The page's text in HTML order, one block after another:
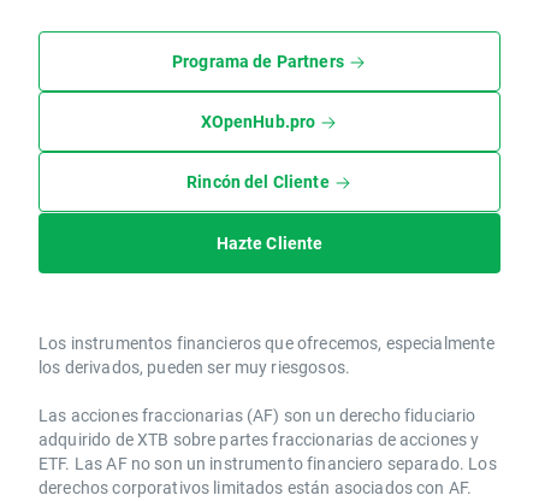
Programa de Partners
XOpenHub.pro
Rincón del Cliente
Hazte Cliente
Los instrumentos financieros que ofrecemos, especialmente
los derivados, pueden ser muy riesgosos.
Las acciones fraccionarias (AF) son un derecho fiduciario
adquirido de XTB sobre partes fraccionarias de acciones y
ETF. Las AF no son un instrumento financiero separado. Los
derechos corporativos limitados están asociados con AF.